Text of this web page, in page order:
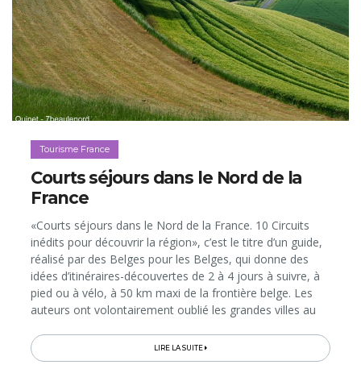
Tourisme France
Courts séjours dans le Nord de la
France
«Courts séjours dans le Nord de la France. 10 Circuits
inédits pour découvrir la région», c’est le titre d’un guide,
réalisé par des Belges pour les Belges, qui donne des
idées d’itinéraires-découvertes de 2 à 4 jours à suivre, à
pied ou à vélo, à 50 km maxi de la frontière belge. Les
auteurs ont volontairement oublié les grandes villes au
charme et des sites insolites. Et on est surpris d’à quel
point on peut être dépaysés si près de chez nous…
LIRE LA SUITE